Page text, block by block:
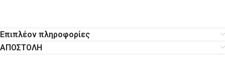
Επιπλέον πληροφορίες
ΑΠΟΣΤΟΛΗ